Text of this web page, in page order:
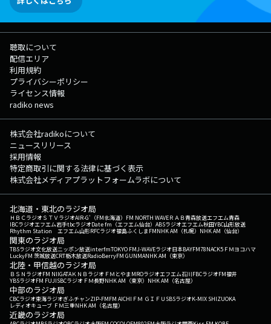
聴取について
配信エリア
利用規約
プライバシーポリシー
ライセンス情報
radiko news
株式会社radikoについて
ニュースリリース
採用情報
特定商取引に関する法律に基づく表示
株式会社メディアプラットフォームラボについて
北海道・東北のラジオ局
ＨＢＣラジオＳＴＶラジオAIR-G'（FM北海道） FM NORTH WAVEＲＡＢ青森放送エフエム青森
IBCラジオエフエム岩手tbcラジオDate fm（エフエム仙台） ABSラジオエフエム秋田YBC山形放送
Rhythm Station エフエム山形RFCラジオ福島ふくしまFMNHK AM（札幌） NHK AM（仙台）
関東のラジオ局
TBSラジオ文化放送ニッポン放送interfmTOKYO FMJ-WAVEラジオ日本BAYFM78NACK5 ＦＭヨコハマ
LuckyFM 茨城放送CRT栃木放送RadioBerryFM GUNMANHK AM（東京）
北陸・甲信越のラジオ局
ＢＳＮラジオFM NIIGATAＫＮＢラジオ ＦＭとやまMROラジオエフエム石川FBCラジオFM福井
YBSラジオFM FUJISBCラジオ ＦＭ長野NHK AM（東京） NHK AM（名古屋）
中部のラジオ局
CBCラジオ東海ラジオぎふチャンZIP-FMFM AICHI ＦＭ ＧＩＦＵ SBSラジオK-MIX SHIZUOKA
レディオキューブ ＦＭ三重NHK AM（名古屋）
近畿のラジオ局